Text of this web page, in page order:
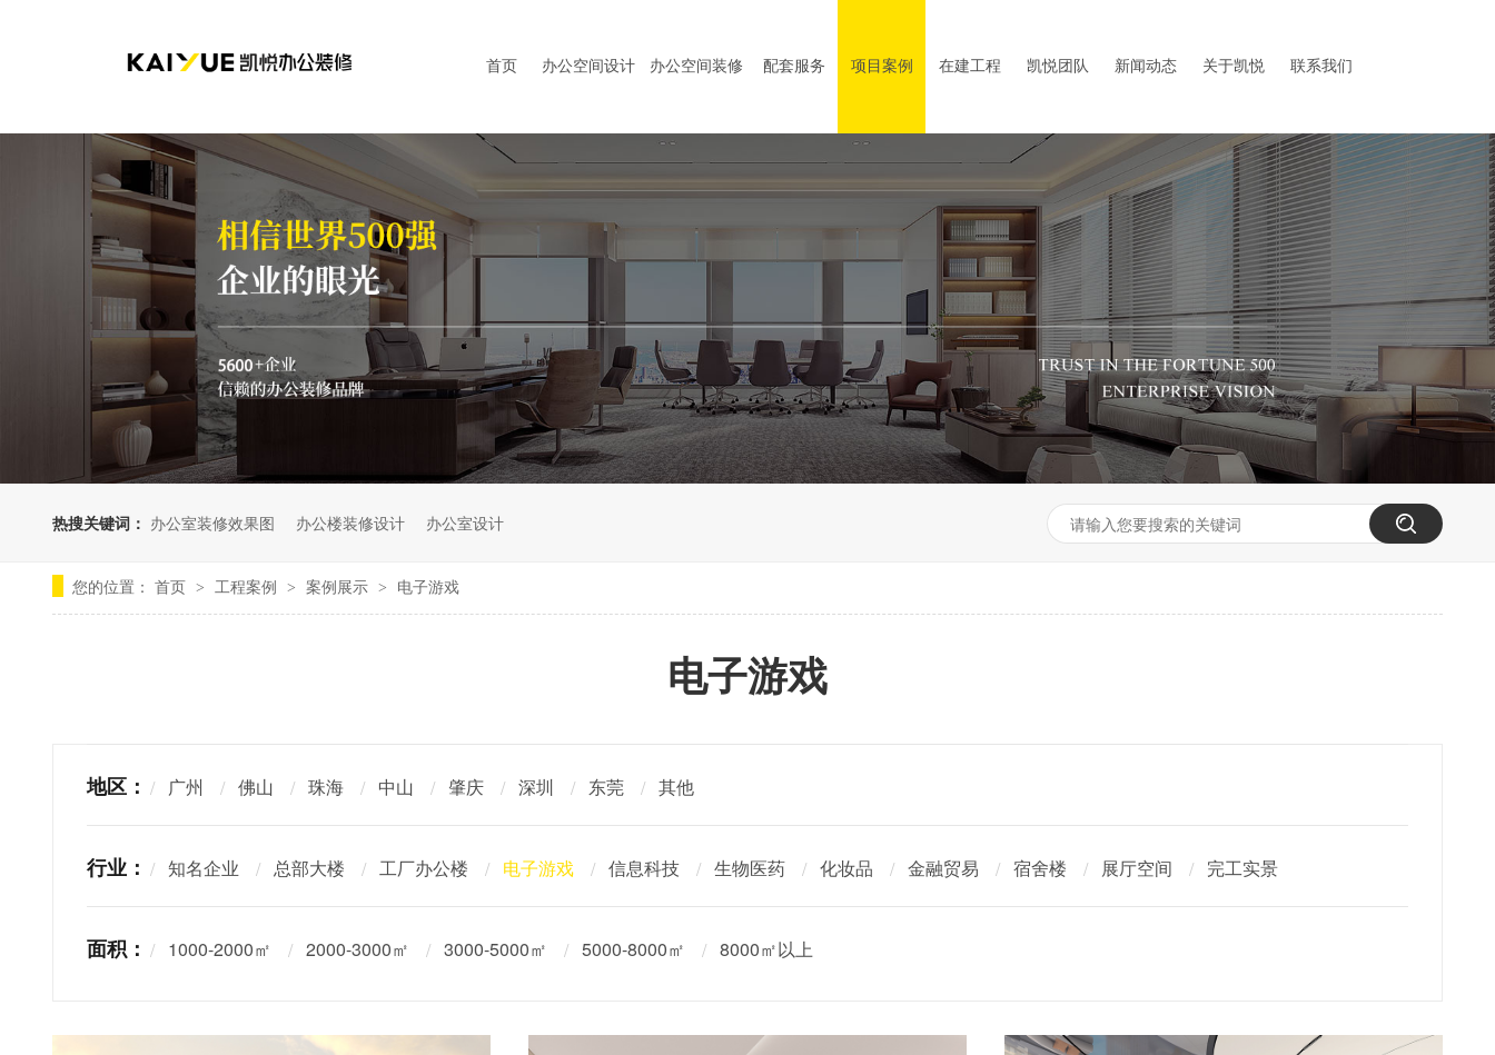
首页 办公空间设计 办公空间装修 配套服务 项目案例 在建工程 凯悦团队 新闻动态 关于凯悦 联系我们
热搜关键词： 办公室装修效果图 办公楼装修设计 办公室设计
您的位置： 首页 > 工程案例 > 案例展示 > 电子游戏
电子游戏
地区： 广州 佛山 珠海 中山 肇庆 深圳 东莞 其他
行业： 知名企业 总部大楼 工厂办公楼 电子游戏 信息科技 生物医药 化妆品 金融贸易 宿舍楼 展厅空间 完工实景
面积： 1000-2000㎡ 2000-3000㎡ 3000-5000㎡ 5000-8000㎡ 8000㎡以上